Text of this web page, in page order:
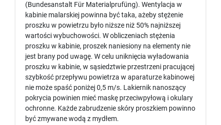
(Bundesanstalt Für Materialprufüng). Wentylacja w
kabinie malarskiej powinna być taka, ażeby stężenie
proszku w powietrzu było niższe niż 50% najniższej
wartości wybuchowości. W obliczeniach stężenia
proszku w kabinie, proszek naniesiony na elementy nie
jest brany pod uwagę. W celu uniknięcia wyładowania
proszku w kabinie, w sąsiedztwie przestrzeni pracującej
szybkość przepływu powietrza w aparaturze kabinowej
nie może spaść poniżej 0,5 m/s. Lakiernik nanoszący
pokrycia powinien mieć maskę przeciwpyłową i okulary
ochronne. Każde zabrudzenie skóry proszkiem powinno
być zmywane wodą z mydłem.